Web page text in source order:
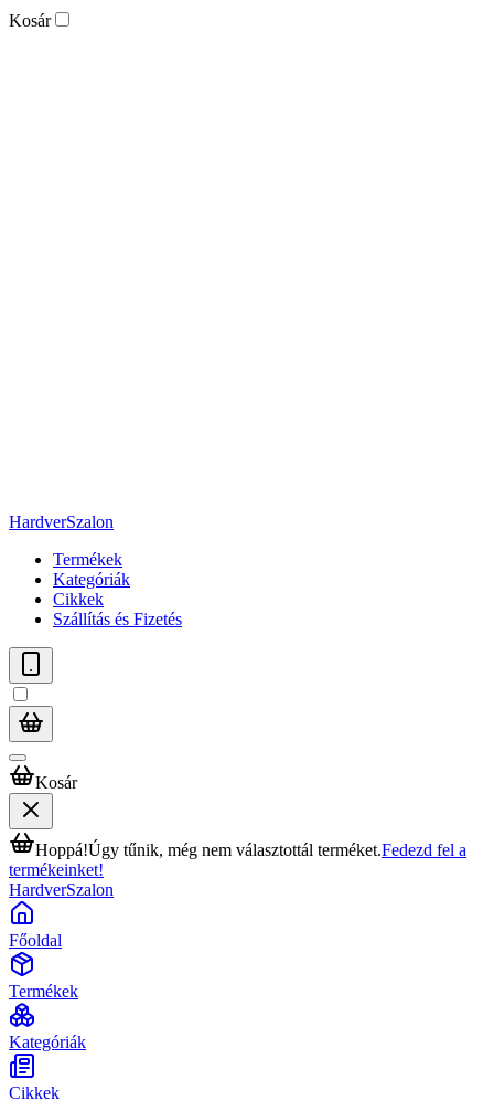
Kosár
HardverSzalon
Termékek
Kategóriák
Cikkek
Szállítás és Fizetés
Kosár
Hoppá!Úgy tűnik, még nem választottál terméket.Fedezd fel a
termékeinket!
HardverSzalon
Főoldal
Termékek
Kategóriák
Cikkek